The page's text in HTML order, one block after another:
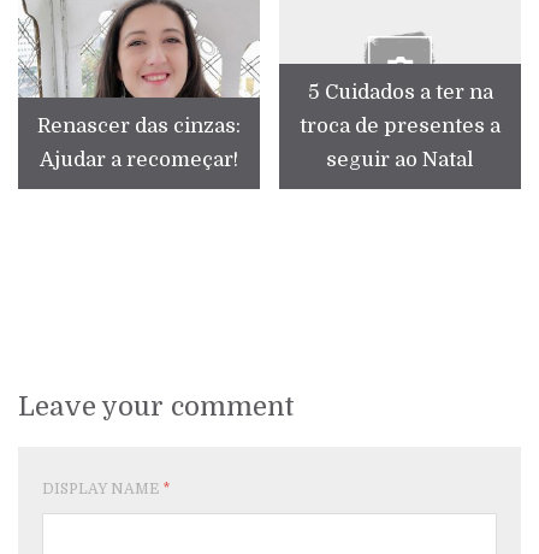
Renascer das cinzas:
Ajudar a recomeçar!
5 Cuidados a ter na
troca de presentes a
seguir ao Natal
Leave your comment
DISPLAY NAME *